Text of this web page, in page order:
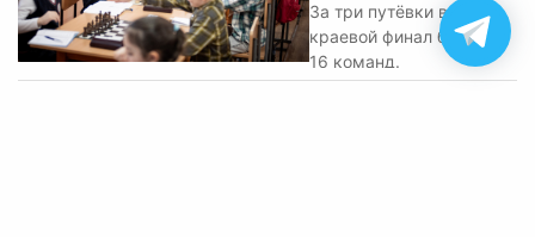
За три путёвки в
краевой финал боролись
16 команд.